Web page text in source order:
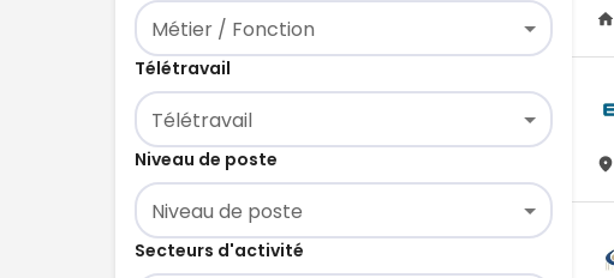
Métier / Fonction
Télétravail
Télétravail
Niveau de poste
Niveau de poste
Secteurs d'activité